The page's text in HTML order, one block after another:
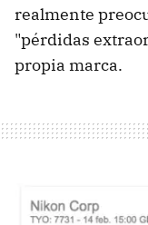
realmente
"pérdidas
propia marca.